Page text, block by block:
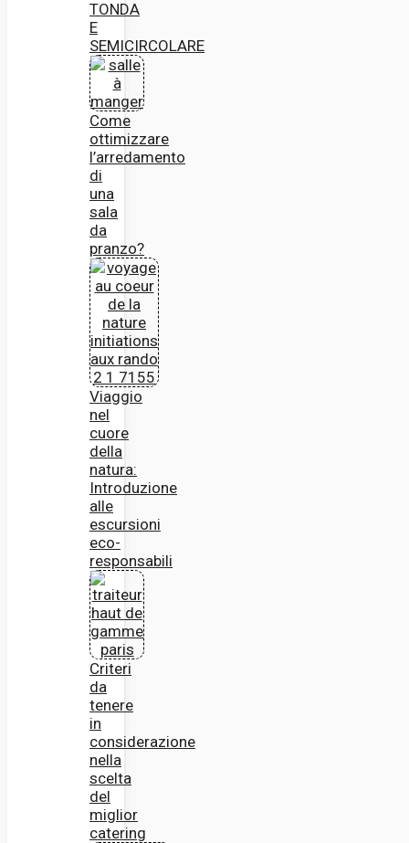
TONDA
E
SEMICIRCOLARE
Come
ottimizzare
l’arredamento
di
una
sala
da
pranzo?
Viaggio
nel
cuore
della
natura:
Introduzione
alle
escursioni
eco-
responsabili
Criteri
da
tenere
in
considerazione
nella
scelta
del
miglior
catering